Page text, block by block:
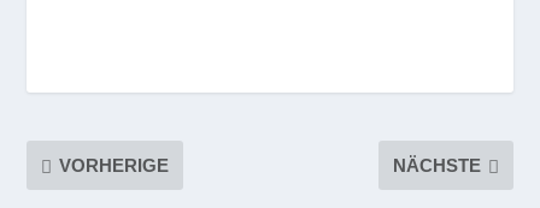
VORHERIGE NÄCHSTE